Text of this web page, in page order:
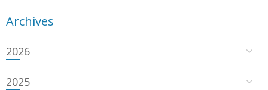
Archives
2026
2025